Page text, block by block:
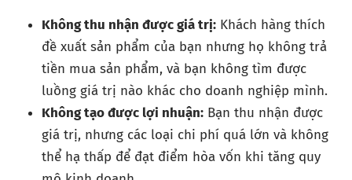
Không thu nhận được giá trị: Khách hàng thích
đề xuất sản phẩm của bạn nhưng họ không trả
tiền mua sản phẩm, và bạn không tìm được
luồng giá trị nào khác cho doanh nghiệp mình.
Không tạo được lợi nhuận: Bạn thu nhận được
giá trị, nhưng các loại chi phí quá lớn và không
thể hạ thấp để đạt điểm hòa vốn khi tăng quy